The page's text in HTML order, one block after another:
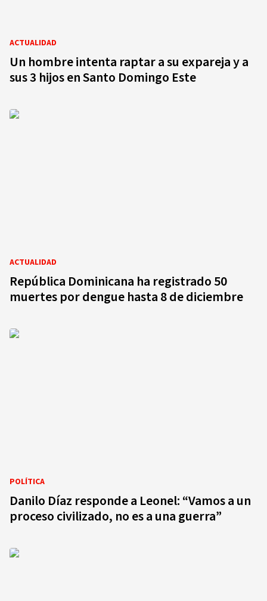
ACTUALIDAD
Un hombre intenta raptar a su expareja y a
sus 3 hijos en Santo Domingo Este
ACTUALIDAD
República Dominicana ha registrado 50
muertes por dengue hasta 8 de diciembre
POLÍTICA
Danilo Díaz responde a Leonel: “Vamos a un
proceso civilizado, no es a una guerra”